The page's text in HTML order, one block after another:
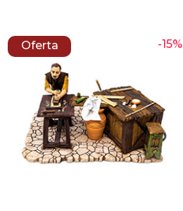
-15%
Oferta